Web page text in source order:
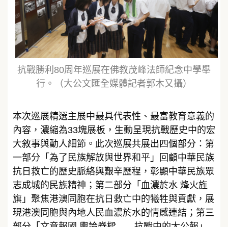
抗戰勝利80周年巡展在佛教茂峰法師紀念中學舉
行。（大公文匯全媒體記者郭木又攝）
本次巡展精選主展中最具代表性、最富教育意義的
內容，濃縮為33塊展板，生動呈現抗戰歷史中的宏
大敘事與動人細節。此次巡展共展出四個部分：第
一部分「為了民族解放與世界和平」回顧中華民族
抗日救亡的歷史脈絡與艱辛歷程，彰顯中華民族眾
志成城的民族精神；第二部分「血濃於水 烽火旌
旗」聚焦港澳同胞在抗日救亡中的犧牲與貢獻，展
現港澳同胞與內地人民血濃於水的情感連結；第三